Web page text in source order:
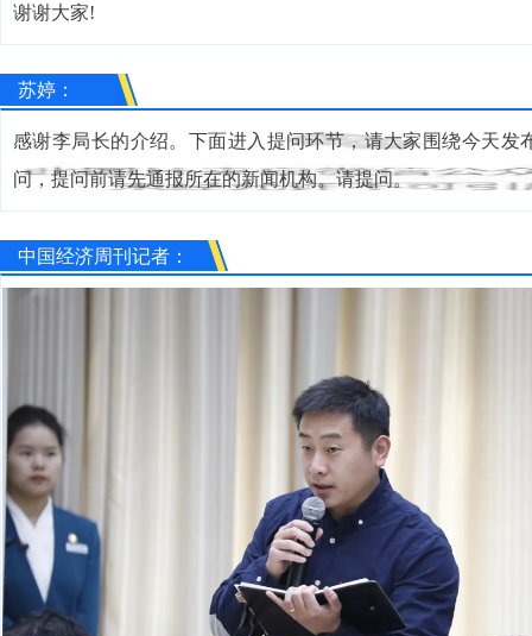
谢谢大家!
苏婷：
感谢李局长的介绍。下面进入提问环节，请大家围绕今天发
问，提问前请先通报所在的新闻机构。请提问。
中国经济周刊记者：